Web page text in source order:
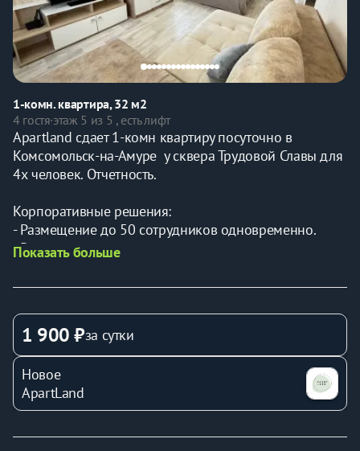
1-комн. квартира, 32 м2
4 гостя·этаж 5 из 5 , есть лифт
Apartland сдает 1-комн квартиру посуточно в
Комсомольск-на-Амуре  у сквера Трудовой Славы для
4х человек. Отчетность.
Корпоративные решения:
- Размещение до 50 сотрудников одновременно.
- Разные варианты – от эконом до премиум.
бюджет
Наши гости:
* Командированные (рядом автобусные остановки с
беспересадочными маршрутами до
Судостроительного завода АСЗ, Газпром, НПЗ
Роснефть, ГСС, АЗиГ, РЖД - управление, локомотивное
депо, учебный центр).
* Творческие коллективы, организаторы выставок (ДК
Показать больше
1 900 ₽за сутки
Новое
ApartLand